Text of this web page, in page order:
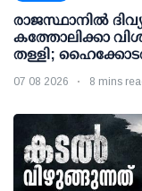
രാജസ്ഥാനിൽ
കത്തോലിക്കാ
തള്ളി;
07 08 2026 8 mins